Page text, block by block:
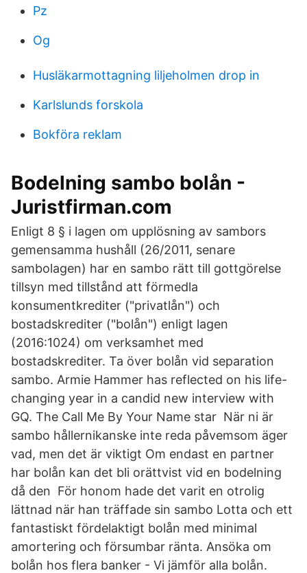
Pz
Og
Husläkarmottagning liljeholmen drop in
Karlslunds forskola
Bokföra reklam
Bodelning sambo bolån -
Juristfirman.com
Enligt 8 § i lagen om upplösning av sambors
gemensamma hushåll (26/2011, senare
sambolagen) har en sambo rätt till gottgörelse
tillsyn med tillstånd att förmedla
konsumentkrediter ("privatlån") och
bostadskrediter ("bolån") enligt lagen
(2016:1024) om verksamhet med
bostadskrediter. Ta över bolån vid separation
sambo. Armie Hammer has reflected on his life-
changing year in a candid new interview with
GQ. The Call Me By Your Name star När ni är
sambo hållernikanske inte reda påvemsom äger
vad, men det är viktigt Om endast en partner
har bolån kan det bli orättvist vid en bodelning
då den För honom hade det varit en otrolig
lättnad när han träffade sin sambo Lotta och ett
fantastiskt fördelaktigt bolån med minimal
amortering och försumbar ränta. Ansöka om
bolån hos flera banker - Vi jämför alla bolån.